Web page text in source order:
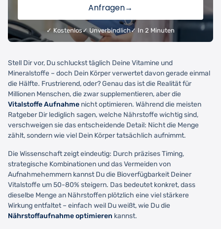
Anfragen→
✓ Kostenlos✓ Unverbindlich✓ In 2 Minuten
Stell Dir vor, Du schluckst täglich Deine Vitamine und
Mineralstoffe – doch Dein Körper verwertet davon gerade einmal
die Hälfte. Frustrierend, oder? Genau das ist die Realität für
Millionen Menschen, die zwar supplementieren, aber die
Vitalstoffe Aufnahme nicht optimieren. Während die meisten
Ratgeber Dir lediglich sagen, welche Nährstoffe wichtig sind,
verschweigen sie das entscheidende Detail: Nicht die Menge
zählt, sondern wie viel Dein Körper tatsächlich aufnimmt.
Die Wissenschaft zeigt eindeutig: Durch präzises Timing,
strategische Kombinationen und das Vermeiden von
Aufnahmehemmern kannst Du die Bioverfügbarkeit Deiner
Vitalstoffe um 50-80% steigern. Das bedeutet konkret, dass
dieselbe Menge an Nährstoffen plötzlich eine viel stärkere
Wirkung entfaltet – einfach weil Du weißt, wie Du die
Nährstoffaufnahme optimieren kannst.